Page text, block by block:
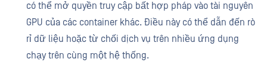
có thể mở quyền truy cập bất hợp pháp vào tài nguyên
GPU của các container khác. Điều này có thể dẫn đến rò
rỉ dữ liệu hoặc từ chối dịch vụ trên nhiều ứng dụng
chạy trên cùng một hệ thống.